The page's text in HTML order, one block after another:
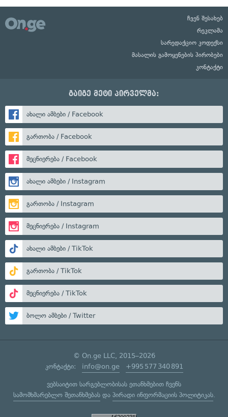
ჩვენ შესახებ
რეკლამა
სარედაქციო კოდექსი
მასალის გამოყენების პირობები
კონტაქტი
გაიგე მეტი პირველმა:
ახალი ამბები / Facebook
გართობა / Facebook
მეცნიერება / Facebook
ახალი ამბები / Instagram
გართობა / Instagram
მეცნიერება / Instagram
ახალი ამბები / TikTok
გართობა / TikTok
მეცნიერება / TikTok
ბოლო ამბები / Twitter
© On.ge LLC, 2015–2026
კონტაქტი: info@on.ge +995 577 340 891
ვებსაიტით სარგებლობისას ეთანხმებით ჩვენს
სამომხმარებლო შეთანხმებასდა პირადი ინფორმაციის პოლიტიკას.